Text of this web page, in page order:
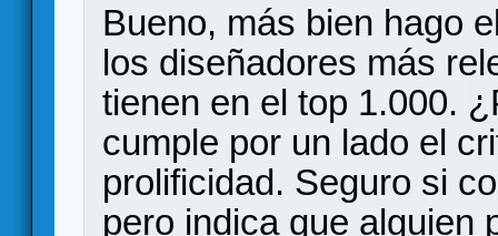
Bueno, más bien hago
los diseñadores más
tienen en el top 1.000.
cumple por un lado el
prolificidad. Seguro si
pero indica que alguien